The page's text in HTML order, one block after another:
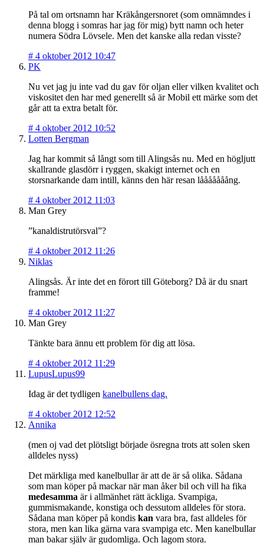
På tal om ortsnamn har Kräkångersnoret (som omnämndes i
denna blogg i somras har jag för mig) bytt namn och heter
numera Södra Lövsele. Men det kanske alla redan visste?
# 4 oktober 2012 10:47
PK
Nu vet jag ju inte vad du gav för oljan eller vilken kvalitet och
viskositet den har med generellt så är Mobil ett märke som det
går att ta extra betalt för.
# 4 oktober 2012 10:52
Lotten Bergman
Jag har kommit så långt som till Alingsås nu. Med en högljutt
skallrande glasdörr i ryggen, skakigt internet och en
storsnarkande dam intill, känns den här resan lååååååång.
# 4 oktober 2012 11:03
Man Grey
”kanaldistrutörsval”?
# 4 oktober 2012 11:26
Niklas
Alingsås. Är inte det en förort till Göteborg? Då är du snart
framme!
# 4 oktober 2012 11:27
Man Grey
Tänkte bara ännu ett problem för dig att lösa.
# 4 oktober 2012 11:29
LupusLupus99
Idag är det tydligen kanelbullens dag.
# 4 oktober 2012 12:52
Annika
(men oj vad det plötsligt började ösregna trots att solen sken
alldeles nyss)
Det märkliga med kanelbullar är att de är så olika. Sådana
som man köper på mackar när man åker bil och vill ha fika
medesamma är i allmänhet rätt äckliga. Svampiga,
gummismakande, konstiga och dessutom alldeles för stora.
Sådana man köper på kondis kan vara bra, fast alldeles för
stora, men kan lika gärna vara svampiga etc. Men kanelbullar
man bakar själv är gudomliga. Och lagom stora.